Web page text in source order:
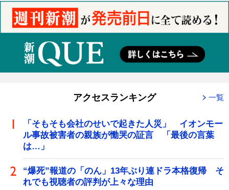
アクセスランキング 一覧
「そもそも会社のせいで起きた人災」 イオンモー
ル事故被害者の親族が慟哭の証言 「最後の言葉
は…」
“爆死”報道の「のん」13年ぶり連ドラ本格復帰 そ
れでも視聴者の評判が上々な理由